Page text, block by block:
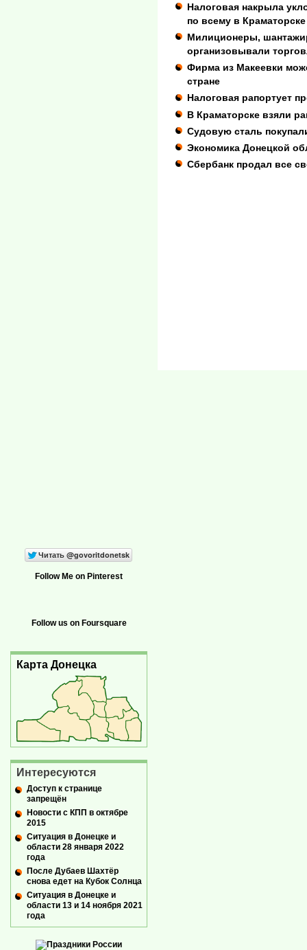
Налоговая накрыла
по всему в Краматорске
Милиционеры,
организовывали
Фирма из Макеевки
стране
Налоговая рапортует
В Краматорске взяли
Судовую сталь
Экономика Донецкой
Сбербанк продал все
Follow Me on Pinterest
Follow us on Foursquare
Карта Донецка
Интересуются
Доступ к странице
запрещён
Новости с КПП в октябре
2015
Ситуация в Донецке и
области 28 января 2022
года
После Дубаев Шахтёр
снова едет на Кубок Солнца
Ситуация в Донецке и
области 13 и 14 ноября 2021
года